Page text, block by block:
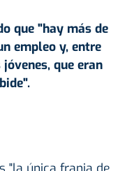
que "hay más de
empleo y, entre
que eran